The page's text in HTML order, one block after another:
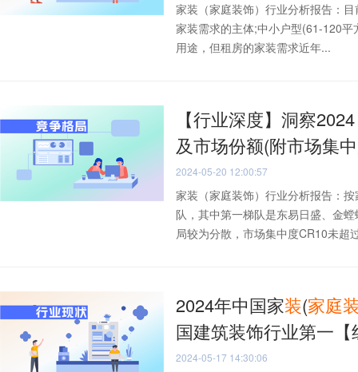
家装（家庭装饰）行业分析报告：
家装需求的主体;中小户型(61-120
用途，但租房的家装需求近年...
【行业深度】洞察
及市场份额(附市场集
2024-05-20 12:00:57
家装（家庭装饰）行业分析报告：
队，其中第一梯队是东易日盛、金
局较为分散，市场集中度CR10未超
2024年中国家装(家庭
国建筑装饰行业第一【
2024-05-17 14:30:06